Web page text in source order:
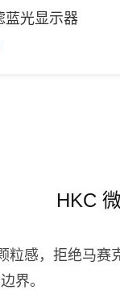
蓝光显示器
HKC
粒感，拒绝马
界。